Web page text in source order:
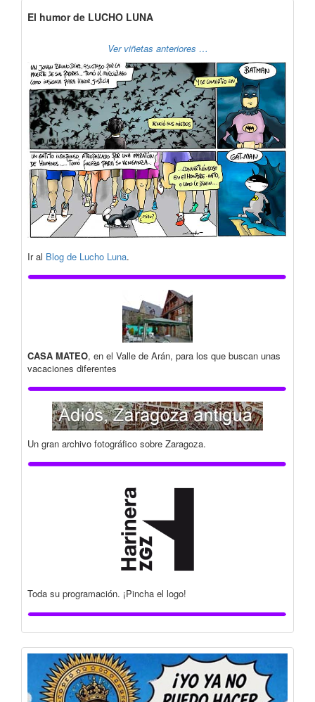
El humor de LUCHO LUNA
Ver viñetas anteriores …
Ir al Blog de Lucho Luna.
CASA MATEO, en el Valle de Arán, para los que buscan unas
vacaciones diferentes
Un gran archivo fotográfico sobre Zaragoza.
Toda su programación. ¡Pincha el logo!